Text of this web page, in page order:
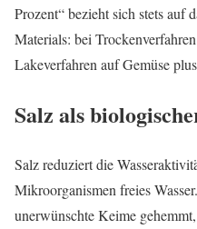
Prozent“ bezieht sich stets auf
Materials: bei
Lakeverfahren auf Gemüse
Salz als
Salz reduziert die
Mikroorganismen freies
unerwünschte Keime